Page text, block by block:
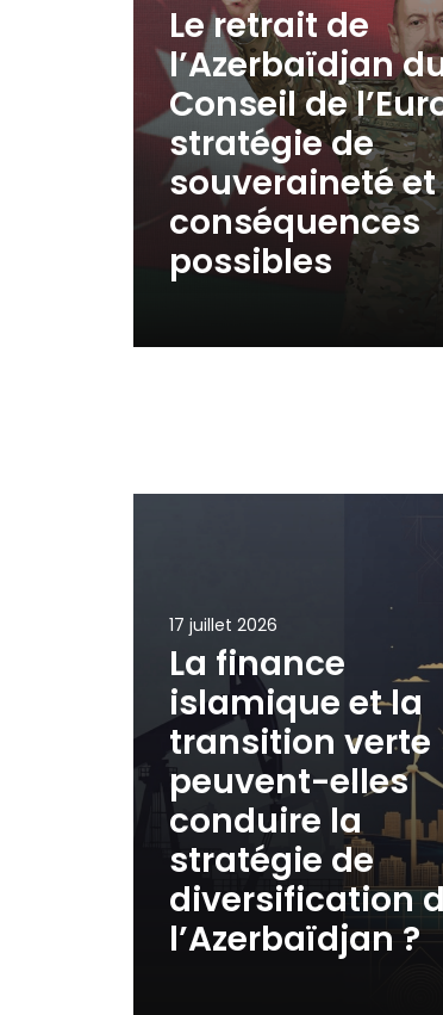
Le retrait de
l’Azerbaïdjan
Conseil de
stratégie de
souveraineté et
conséquences
possibles
17 juillet 2026
La finance
islamique et la
transition verte
peuvent-elles
conduire la
stratégie de
diversification
l’Azerbaïdjan ?